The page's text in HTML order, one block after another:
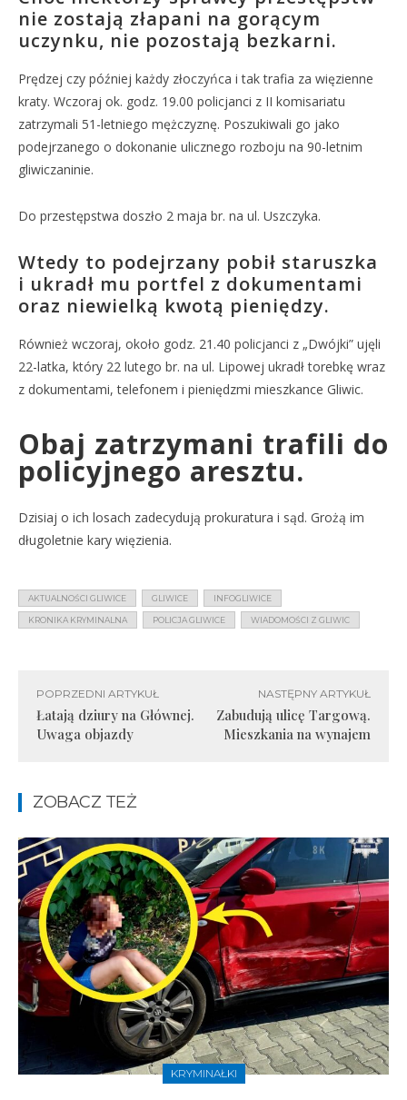
nie zostają złapani na gorącym
uczynku, nie pozostają bezkarni.
Prędzej czy później każdy złoczyńca i tak trafia za więzienne
kraty. Wczoraj ok. godz. 19.00 policjanci z II komisariatu
zatrzymali 51-letniego mężczyznę. Poszukiwali go jako
podejrzanego o dokonanie ulicznego rozboju na 90-letnim
gliwiczaninie.
Do przestępstwa doszło 2 maja br. na ul. Uszczyka.
Wtedy to podejrzany pobił staruszka
i ukradł mu portfel z dokumentami
oraz niewielką kwotą pieniędzy.
Również wczoraj, około godz. 21.40 policjanci z „Dwójki” ujęli
22-latka, który 22 lutego br. na ul. Lipowej ukradł torebkę wraz
z dokumentami, telefonem i pieniędzmi mieszkance Gliwic.
Obaj zatrzymani trafili do
policyjnego aresztu.
Dzisiaj o ich losach zadecydują prokuratura i sąd. Grożą im
długoletnie kary więzienia.
AKTUALNOŚCI GLIWICE GLIWICE INFOGLIWICE
KRONIKA KRYMINALNA POLICJA GLIWICE WIADOMOŚCI Z GLIWIC
POPRZEDNI ARTYKUŁ
Łatają dziury na Głównej.
Uwaga objazdy
NASTĘPNY ARTYKUŁ
Zabudują ulicę Targową.
Mieszkania na wynajem
ZOBACZ TEŻ
KRYMINAŁKI